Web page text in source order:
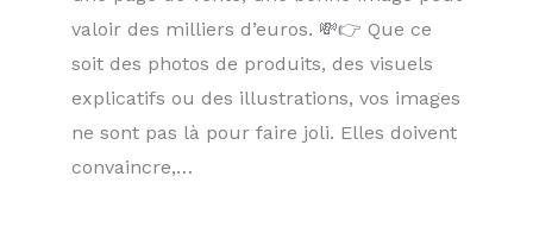
valoir des milliers d’euros. 💸👉 Que ce
soit des photos de produits, des visuels
explicatifs ou des illustrations, vos images
ne sont pas là pour faire joli. Elles doivent
convaincre,…